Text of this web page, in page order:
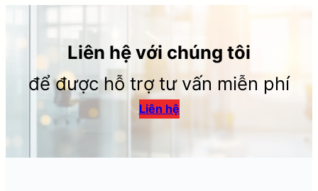
Liên hệ với chúng tôi
để được hỗ trợ tư vấn miễn phí
Liên hệ